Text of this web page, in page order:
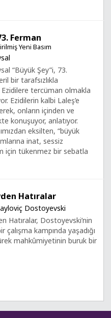
Ferman
Yeni Basım
“Büyük Şey”i, 73.
bir tarafsızlıkla
Ezidilere tercüman olmakla
Ezidilerin kalbi Laleş’e
onların içinden ve
konuşuyor, anlatıyor.
eksilten, “büyük
inat, sessiz
için tükenmez bir sebatla
Hatıralar
Dostoyevski
Hatıralar, Dostoyevski’nin
çalışma kampında yaşadığı
mahkûmiyetinin buruk bir